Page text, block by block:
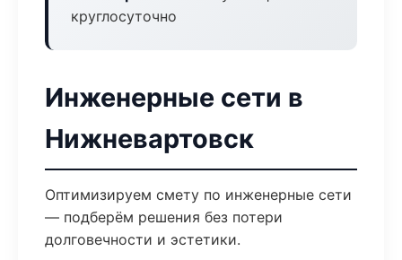
круглосуточно
Инженерные сети в
Нижневартовск
Оптимизируем смету по инженерные сети
— подберём решения без потери
долговечности и эстетики.